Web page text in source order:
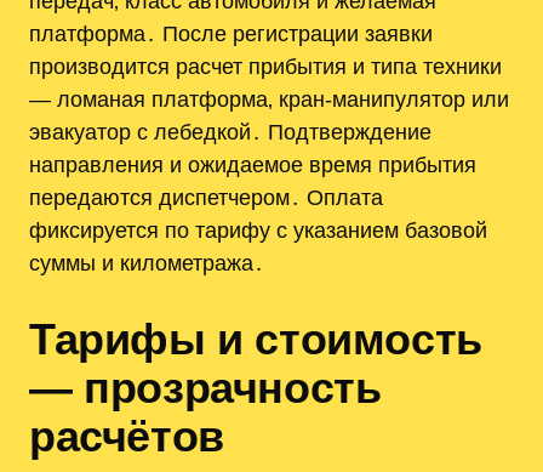
платформа․ После регистрации заявки
производится расчет прибытия и типа техники
— ломаная платформа‚ кран-манипулятор или
эвакуатор с лебедкой․ Подтверждение
направления и ожидаемое время прибытия
передаются диспетчером․ Оплата
фиксируется по тарифу с указанием базовой
суммы и километража․
Тарифы и стоимость
— прозрачность
расчётов